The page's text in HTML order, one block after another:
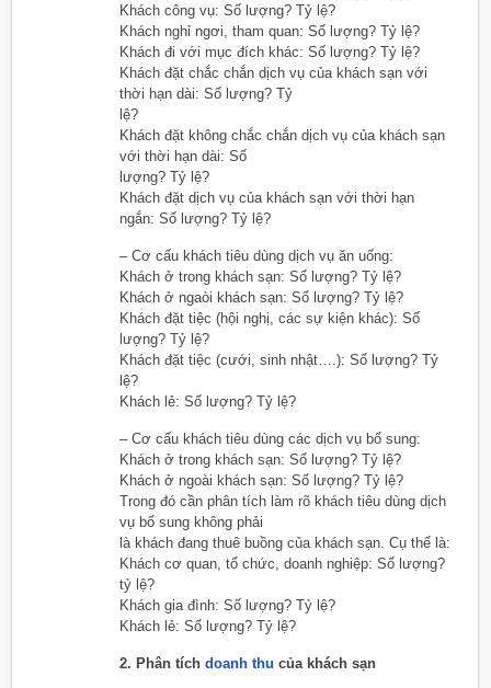
Khách công vụ: Số lượng? Tỷ lệ?
Khách nghỉ ngơi, tham quan: Số lượng? Tỷ lệ?
Khách đi với mục đích khác: Số lượng? Tỷ lệ?
Khách đặt chắc chắn dịch vụ của khách sạn với
thời hạn dài: Số lượng? Tỷ
lệ?
Khách đặt không chắc chắn dịch vụ của khách sạn
với thời hạn dài: Số
lượng? Tỷ lệ?
Khách đặt dịch vụ của khách sạn với thời hạn
ngắn: Số lượng? Tỷ lệ?
– Cơ cấu khách tiêu dùng dịch vụ ăn uống:
Khách ở trong khách sạn: Số lượng? Tỷ lệ?
Khách ở ngaòi khách sạn: Số lượng? Tỷ lệ?
Khách đặt tiệc (hội nghị, các sự kiện khác): Số
lượng? Tỷ lệ?
Khách đặt tiệc (cưới, sinh nhật….): Số lượng? Tỷ
lệ?
Khách lẻ: Số lượng? Tỷ lệ?
– Cơ cấu khách tiêu dùng các dịch vụ bổ sung:
Khách ở trong khách sạn: Số lượng? Tỷ lệ?
Khách ở ngoài khách sạn: Số lượng? Tỷ lệ?
Trong đó cần phân tích làm rõ khách tiêu dùng dịch
vụ bổ sung không phải
là khách đang thuê buồng của khách sạn. Cụ thể là:
Khách cơ quan, tổ chức, doanh nghiệp: Số lượng?
tỷ lệ?
Khách gia đình: Số lượng? Tỷ lệ?
Khách lẻ: Số lượng? Tỷ lệ?
2. Phân tích doanh thu của khách sạn